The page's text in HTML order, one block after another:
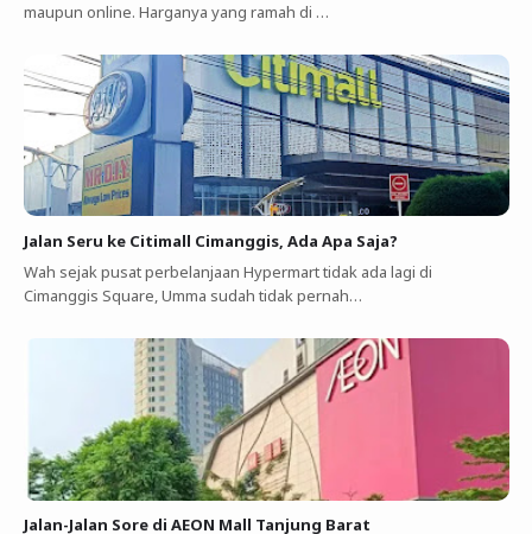
maupun online. Harganya yang ramah di …
Jalan Seru ke Citimall Cimanggis, Ada Apa Saja?
Wah sejak pusat perbelanjaan Hypermart tidak ada lagi di
Cimanggis Square, Umma sudah tidak pernah…
Jalan-Jalan Sore di AEON Mall Tanjung Barat